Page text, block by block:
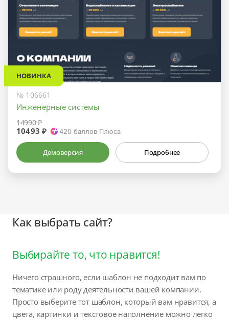
НОВИНКА
№ 106661
Инженерные системы
14990 ₽
10493 ₽ 420 баллов Плюса
Демоверсия Подробнее
Как выбрать сайт?
Выбирайте то, что нравится!
Ничего страшного, если шаблон не подходит вам по
тематике или роду деятельности вашей компании.
Просто выберите тот шаблон, который вам нравится, а
цвета, картинки и текстовое наполнение можно легко